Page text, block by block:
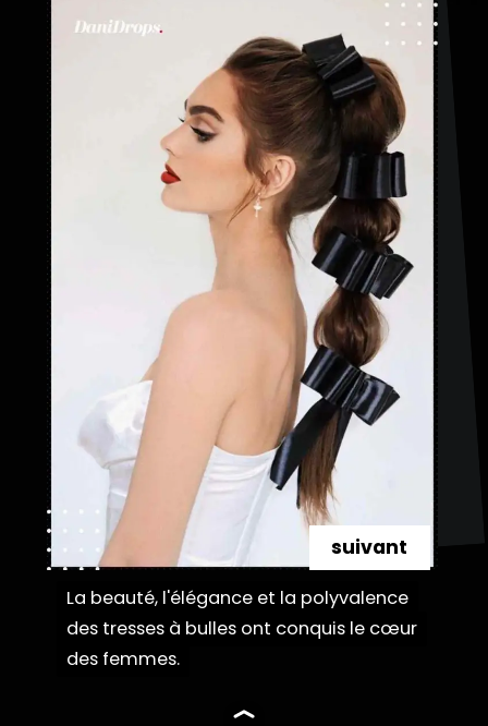
La beauté, l'élégance et la polyvalence
des tresses à bulles ont conquis le cœur
des femmes.
La beauté, l'élégance et la polyvalence
des tresses à bulles ont conquis le cœur
des femmes.
suivant